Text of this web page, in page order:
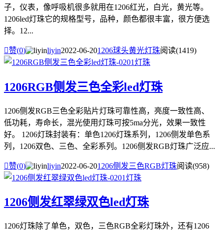
子，仪表，像呼吸机很多就用在1206红光，白光，黄光等。
1206led灯珠它的规格型号，品种，颜色都很丰富，很方便选
择。12...
赞(0) liyin2022-06-201206球头黄光灯珠阅读(1419)
1206RGB侧发三色全彩led灯珠
1206侧发RGB三色全彩贴片灯珠可靠性高，亮度一致性高、
低功耗，寿命长，混光使用灯珠可按5ma分光，效果一致性
好。 1206灯珠封装有：单色1206灯珠系列，1206侧发单色系
列，1206双色、三色、全彩系列。1206侧发RGB灯珠广泛应...
赞(0) liyin2022-06-201206侧发三色RGB灯珠阅读(958)
1206侧发红翠绿双色led灯珠
1206灯珠除了单色，双色，三色RGB全彩灯珠外，还有1206